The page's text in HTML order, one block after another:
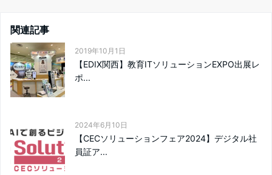
関連記事
2019年10月1日
【EDIX関西】教育ITソリューションEXPO出展レ
ポ...
2024年6月10日
【CECソリューションフェア2024】デジタル社
員証ア...